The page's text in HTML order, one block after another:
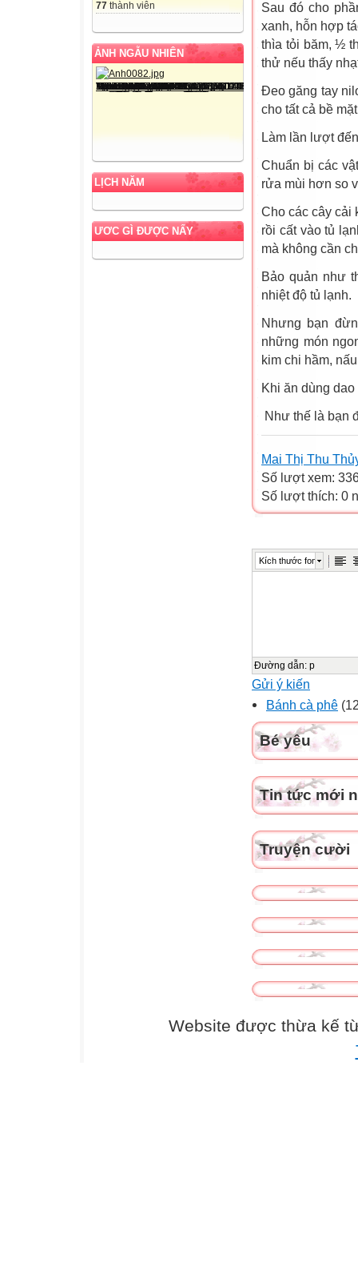
77 thành viên
ẢNH NGẪU NHIÊN
LỊCH NĂM
ƯƠC GÌ ĐƯỢC NẤY
Sau đó cho
xanh, hỗn hợp
thìa tỏi băm, ½
thử nếu thấy
Đeo găng tay
cho tất cả bề
Làm lần lượt
Chuẩn bị các
rửa mùi hơn so
Cho các cây cải
rồi cất vào tủ
mà không cần
Bảo quản như
nhiệt độ tủ lạnh.
Nhưng bạn
những món
kim chi hầm,
Khi ăn dùng
Như thế là bạn
Mai Thị Thu
Số lượt xem:
Số lượt thích: 0
Kích thước font
Đường dẫn: p
Gửi ý kiến
Bánh cà phê
Bé yêu
Tin tức mới
Truyện cười
Website được thừa kế